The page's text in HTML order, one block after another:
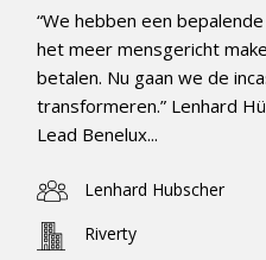
“We hebben een
het meer mensgericht
betalen. Nu gaan we de
transformeren.” Lenhard
Lead Benelux...
Lenhard Hubscher
Riverty